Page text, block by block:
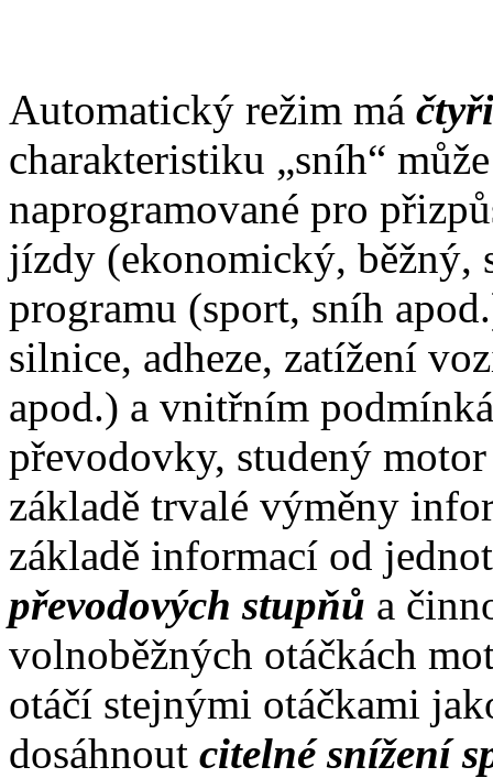
Automatický režim má
charakteristiku „sníh“
naprogramované pro
jízdy (ekonomický, běžný,
programu (sport, sníh
silnice, adheze, zatížení
apod.) a vnitřním
převodovky, studený
základě trvalé výměny
základě informací od
převodových stupňů a
volnoběžných otáčkách
otáčí stejnými otáčkami
dosáhnout citelné snížení